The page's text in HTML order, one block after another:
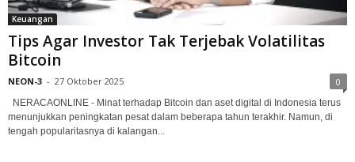
Keuangan
Tips Agar Investor Tak Terjebak Volatilitas
Bitcoin
NEON-3 - 27 Oktober 2025 0
NERACAONLINE - Minat terhadap Bitcoin dan aset digital di Indonesia terus
menunjukkan peningkatan pesat dalam beberapa tahun terakhir. Namun, di
tengah popularitasnya di kalangan...